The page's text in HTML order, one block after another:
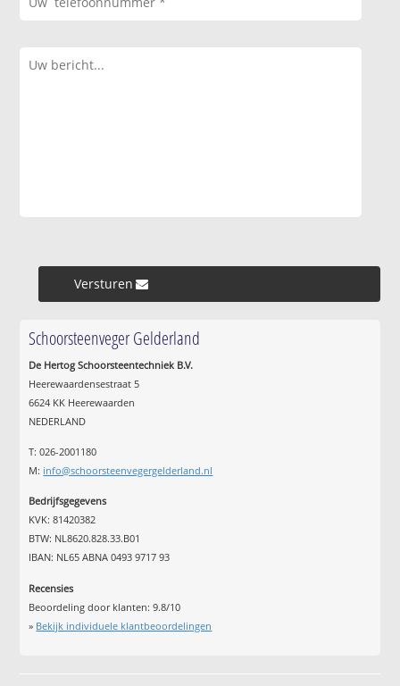
Versturen »
Schoorsteenveger Gelderland
De Hertog Schoorsteentechniek B.V.
Heerewaardensestraat 5
6624 KK Heerewaarden
NEDERLAND
T: 026-2001180
M: info@schoorsteenvegergelderland.nl
Bedrijfsgegevens
KVK: 81420382
BTW: NL8620.828.33.B01
IBAN: NL65 ABNA 0493 9717 93
Recensies
Beoordeling door klanten:9.8/10
» Bekijk individuele klantbeoordelingen